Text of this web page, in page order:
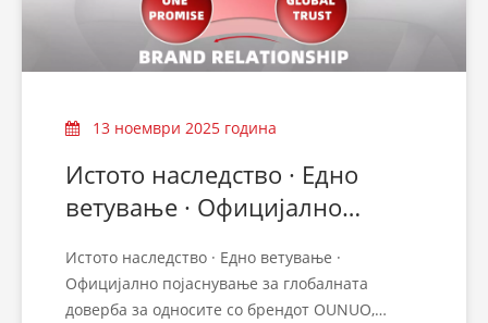
13 ноември 2025 година
Истото наследство · Едно
ветување · Официјално
доверба за OUNUO, OYANG и
ALLWELL бренд врска
Истото наследство · Едно ветување ·
Официјално појаснување за глобалната
доверба за односите со брендот OUNUO,